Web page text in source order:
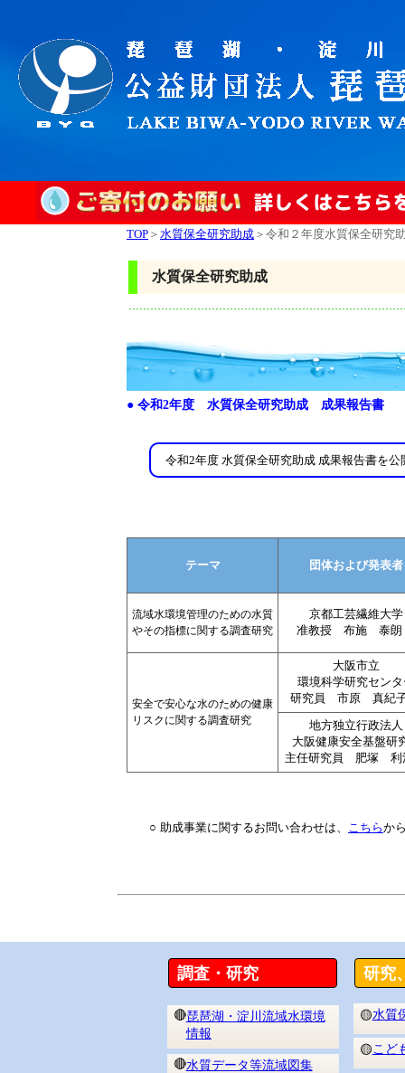
調査・研究
🔴琵琶湖・淀川流域水環境
情報
🔴水質データ等流域図集
研究
🟡水質
🟡こど
TOP ＞ 水質保全研究助成 ＞令和２年度水質保全研
水質保全研究助成
● 令和2年度 水質保全研究助成 成果報告書
令和2年度 水質保全研究助成 成果報告書を公
テーマ 団体および発表者
流域水環境管理のための水質
やその指標に関する調査研究
京都工芸繊維大学
准教授 布施 泰朗
安全で安心な水のための健康
リスクに関する調査研究
大阪市立
環境科学研究セン
研究員 市原 真紀
地方独立行政法人
大阪健康安全基盤研
主任研究員 肥塚 利
○ 助成事業に関するお問い合わせは、 こちらか